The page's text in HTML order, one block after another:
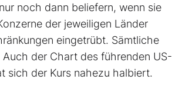
noch dann beliefern, wenn sie
der jeweiligen Länder
eingetrübt. Sämtliche
der Chart des führenden US-
sich der Kurs nahezu halbiert.